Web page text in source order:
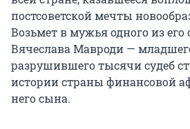
постсоветской мечты
Возьмет в мужья одного из его
Вячеслава Мавроди —
разрушившего тысячи судеб
истории страны финансовой
него сына.